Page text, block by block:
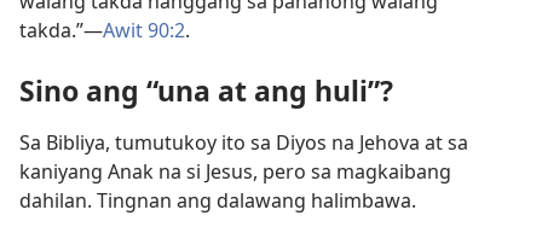
takda.”—Awit 90:2.
Sino ang “una at ang huli”?
Sa Bibliya, tumutukoy ito sa Diyos na Jehova at sa
kaniyang Anak na si Jesus, pero sa magkaibang
dahilan. Tingnan ang dalawang halimbawa.